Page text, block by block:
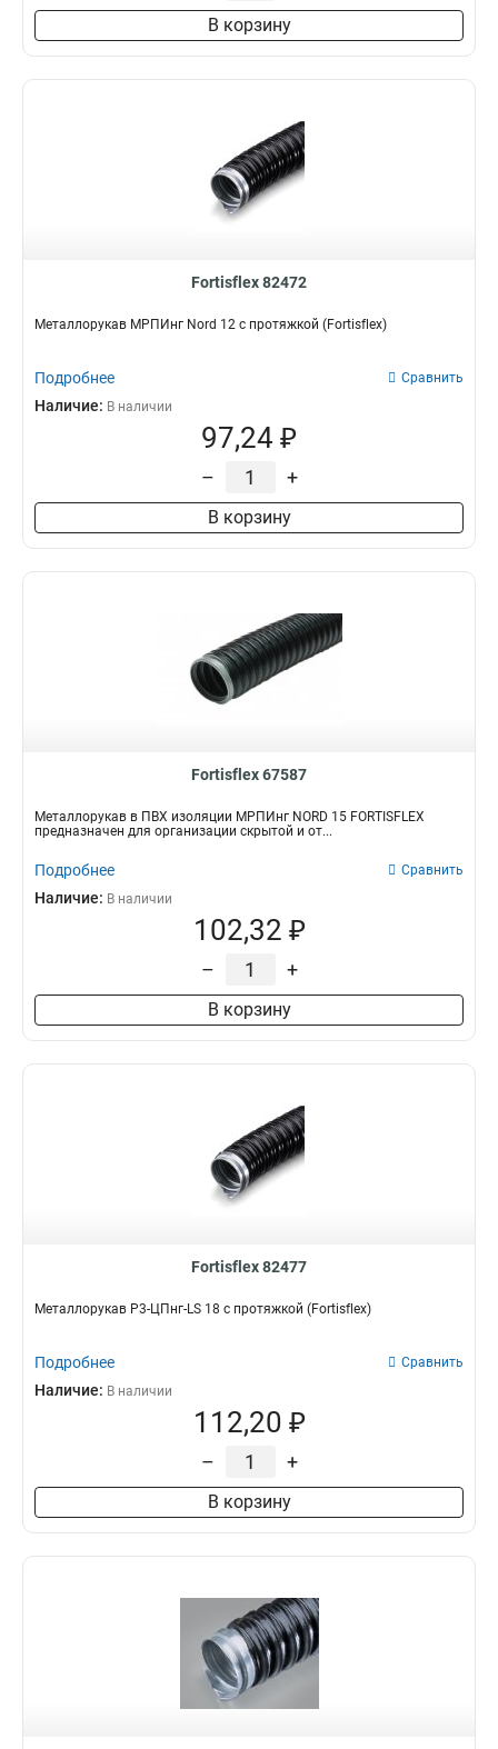
В корзину
Fortisflex 82472
Металлорукав МРПИнг Nord 12 с протяжкой (Fortisflex)
Подробнее Сравнить
Наличие: В наличии
97,24 ₽
– +
В корзину
Fortisflex 67587
Металлорукав в ПВХ изоляции МРПИнг NORD 15 FORTISFLEX
предназначен для организации скрытой и от...
Подробнее Сравнить
Наличие: В наличии
102,32 ₽
– +
В корзину
Fortisflex 82477
Металлорукав Р3-ЦПнг-LS 18 с протяжкой (Fortisflex)
Подробнее Сравнить
Наличие: В наличии
112,20 ₽
– +
В корзину